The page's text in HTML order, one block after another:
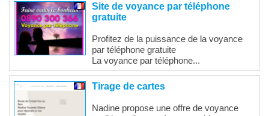
Site de voyance par téléphone
gratuite
Profitez de la puissance de la voyance
par téléphone gratuite
La voyance par téléphone...
Tirage de cartes
Nadine propose une offre de voyance